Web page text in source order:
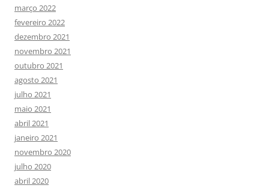
março 2022
fevereiro 2022
dezembro 2021
novembro 2021
outubro 2021
agosto 2021
julho 2021
maio 2021
abril 2021
janeiro 2021
novembro 2020
julho 2020
abril 2020